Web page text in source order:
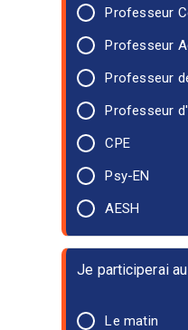
Professeur
Professeur
Professeur
Professeur
CPE
Psy-EN
AESH
Je participerai
Le matin